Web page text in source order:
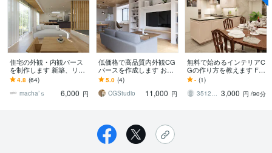
住宅の外観・内観パース
を制作します 新築、リフ
ォームなど完成イメージ
を作成いたします
4.8 (64)
macha’ｓ
6,000 円
低価格で高品質内外観CG
パースを作成します お忙
しい方に代わり内観パー
スを作成を致します。
5.0 (4)
CGStudio
11,000 円
無料で始めるインテリアC
Gの作り方を教えます FU
SION360とTWINMOTION
によるCG作成方法
- (1)
3512ubon 3,000 円 /90分